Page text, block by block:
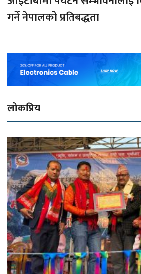
गर्ने नेपालको प्रतिबद्धता
लोकप्रिय